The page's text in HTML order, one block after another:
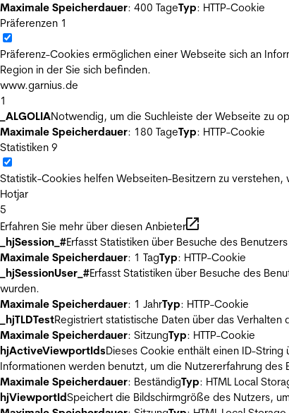
Maximale Speicherdauer: 400 TageTyp: HTTP-Cookie
Präferenzen 1
Präferenz-Cookies ermöglichen einer Webseite sich an
Region in der Sie sich befinden.
www.garnius.de
1
_ALGOLIANotwendig, um die Suchleiste der Webseite zu
Maximale Speicherdauer: 180 TageTyp: HTTP-Cookie
Statistiken 9
Statistik-Cookies helfen Webseiten-Besitzern zu
Hotjar
5
Erfahren Sie mehr über diesen Anbieter
_hjSession_#Erfasst Statistiken über Besuche des
Maximale Speicherdauer: 1 TagTyp: HTTP-Cookie
_hjSessionUser_#Erfasst Statistiken über Besuche des
wurden.
Maximale Speicherdauer: 1 JahrTyp: HTTP-Cookie
_hjTLDTestRegistriert statistische Daten über das
Maximale Speicherdauer: SitzungTyp: HTTP-Cookie
hjActiveViewportIdsDieses Cookie enthält einen ID-
Informationen werden benutzt, um die Nutzererfahrung des
Maximale Speicherdauer: BeständigTyp: HTML Local
hjViewportIdSpeichert die Bildschirmgröße des Nutzers,